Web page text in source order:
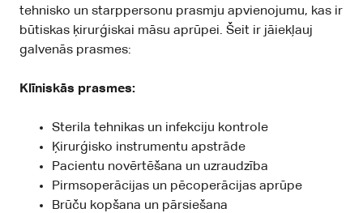
tehnisko un starppersonu prasmju apvienojumu, kas ir
būtiskas ķirurģiskai māsu aprūpei. Šeit ir jāiekļauj
galvenās prasmes:
Klīniskās prasmes:
Sterila tehnikas un infekciju kontrole
Ķirurģisko instrumentu apstrāde
Pacientu novērtēšana un uzraudzība
Pirmsoperācijas un pēcoperācijas aprūpe
Brūču kopšana un pārsiešana